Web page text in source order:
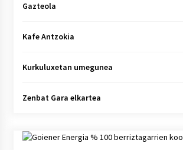
Gazteola
Kafe Antzokia
Kurkuluxetan umegunea
Zenbat Gara elkartea